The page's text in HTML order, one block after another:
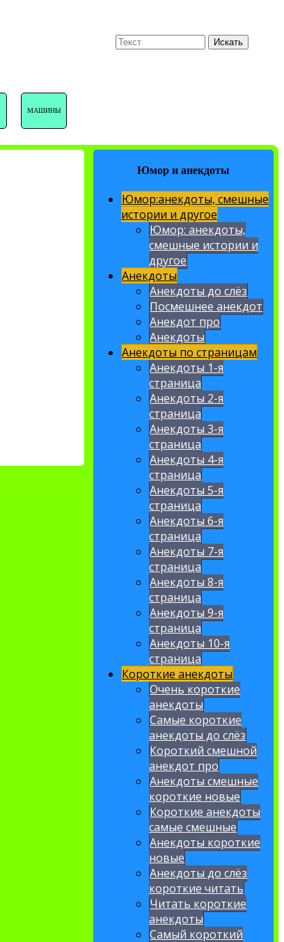
МАШИНЫ
Искать
Юмор и анекдоты
Юмор:анекдоты, смешные
истории и другое
Юмор: анекдоты,
смешные истории и
другое
Анекдоты
Анекдоты до слёз
Посмешнее анекдот
Анекдот про
Анекдоты
Анекдоты по страницам
Анекдоты 1-я
страница
Анекдоты 2-я
страница
Анекдоты 3-я
страница
Анекдоты 4-я
страница
Анекдоты 5-я
страница
Анекдоты 6-я
страница
Анекдоты 7-я
страница
Анекдоты 8-я
страница
Анекдоты 9-я
страница
Анекдоты 10-я
страница
Короткие анекдоты
Очень короткие
анекдоты
Самые короткие
анекдоты до слёз
Короткий смешной
анекдот про
Анекдоты смешные
короткие новые
Короткие анекдоты
самые смешные
Анекдоты короткие
новые
Анекдоты до слёз
короткие читать
Читать короткие
анекдоты
Самый короткий